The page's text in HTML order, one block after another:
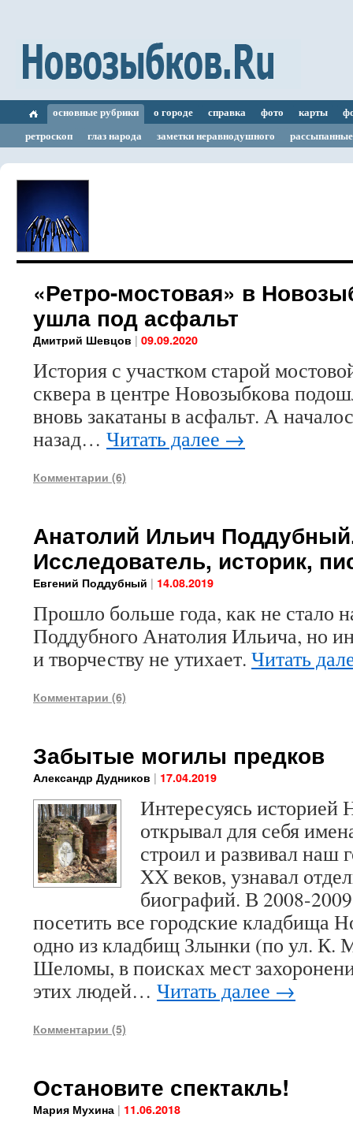
основные рубрики о городе справка фото карты
ретроскоп
глаз народа заметки неравнодушного
«Ретро-мостовая» в
ушла под асфальт
Дмитрий Шевцов | 09.09.2020
История с участком старой
сквера в центре Новозыбкова
вновь закатаны в асфальт. А
назад… Читать далее →
Комментарии (6)
Анатолий Ильич
Исследователь, историк,
Евгений Поддубный | 14.08.2019
Прошло больше года, как не стало
Поддубного Анатолия Ильича, но
и творчеству не утихает. Читать
Комментарии (6)
Забытые могилы предков
Александр Дудников | 17.04.2019
Интересуясь историей
открывал для себя
строил и развивал наш
XX веков, узнавал
биографий. В 2008-
посетить все городские кладбища
одно из кладбищ Злынки (по ул. К.
Шеломы, в поисках мест
этих людей… Читать далее →
Комментарии (5)
Остановите спектакль!
Мария Мухина | 11.06.2018